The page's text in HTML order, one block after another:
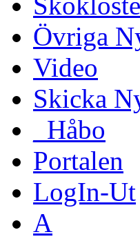
Övriga
Video
Skicka
_Håbo
Portalen
LogIn-Ut
A